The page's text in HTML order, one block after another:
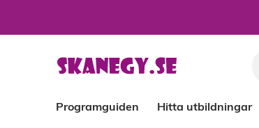
Programguiden Hitta utbildningar